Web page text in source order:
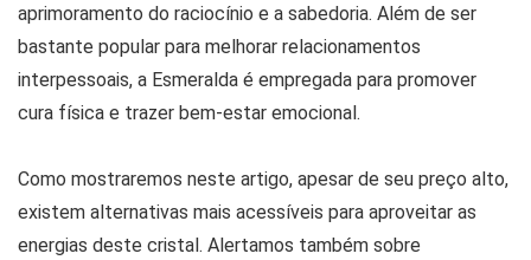
aprimoramento do raciocínio e a sabedoria. Além de ser
bastante popular para melhorar relacionamentos
interpessoais, a Esmeralda é empregada para promover
cura física e trazer bem-estar emocional.
Como mostraremos neste artigo, apesar de seu preço alto,
existem alternativas mais acessíveis para aproveitar as
energias deste cristal. Alertamos também sobre